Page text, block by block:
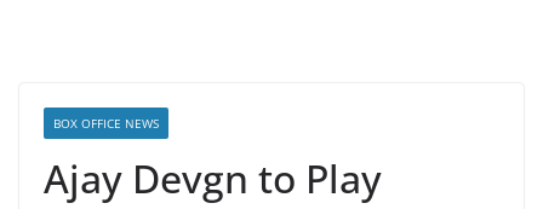
BOX OFFICE NEWS
Ajay Devgn to Play